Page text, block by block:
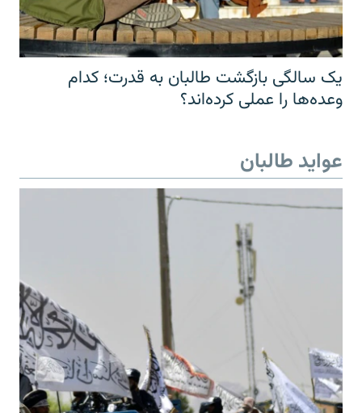
یک سالگی بازگشت طالبان به قدرت؛ کدام
وعده‌ها را عملی کرده‌اند؟
عواید طالبان